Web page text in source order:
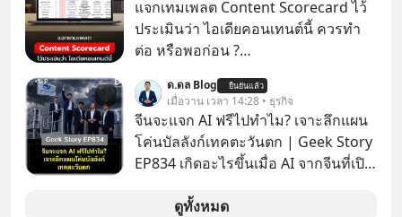
กันค่ะ #แก้เกมกลโกง #ป้าเก๋าเล่ากล
โกง #LivesSustainably #อยู่อย่าง
#FraudEducation #FinancialLiteracy
#DigitalBankWithHumanTouch
แจกเทมเพลต Content Scorecard ไว้
ประเมินว่า ไอเดียคอนเทนต์นี้ ควรทำ
ต่อ หรือพอก่อน ?
eets/d/1J0ZkTtNLjIWLZaxcK2dVL40i
MZl4127-t4nWawpiK5I/copy
ด.ดล Blog ยืนยันแล้ว
เมื่อวาน เวลา 14:28 • ธุรกิจ
จีนจะแจก AI ฟรีไปทำไม? เจาะลึกแผน
โค่นบัลลังก์เทคตะวันตก | Geek Story
EP834 เกิดอะไรขึ้นเมื่อ AI จากจีนที่เปิด
AI ระดับท็อปของอเมริกาที่ใช้เงินลงทุน
ดูทั้งหมด